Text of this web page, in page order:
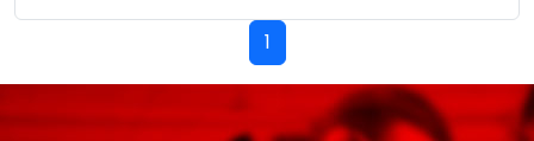
1